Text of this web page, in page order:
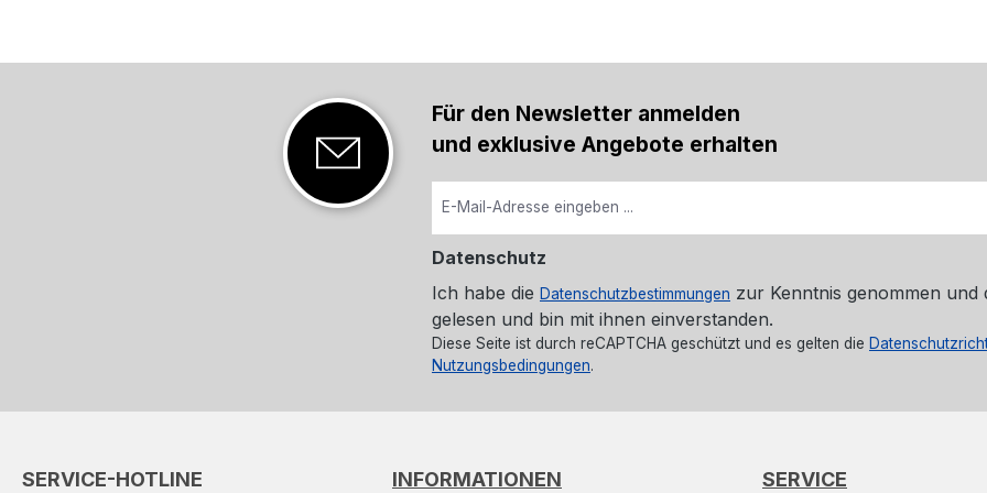
Für den Newsletter anmelden
und exklusive Angebote erhalten
Datenschutz
Ich habe die Datenschutzbestimmungen zur Kenntnis genommen und
gelesen und bin mit ihnen einverstanden.
Diese Seite ist durch reCAPTCHA geschützt und es gelten die
Nutzungsbedingungen.
SERVICE-HOTLINE INFORMATIONEN SERVICE